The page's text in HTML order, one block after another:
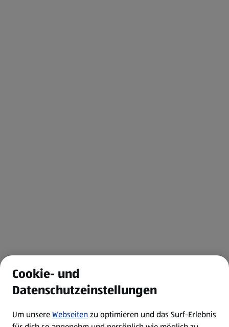
Cookie- und
Datenschutzeinstellungen
Um unsereWebseitenzu optimieren und das Surf-Erlebnis